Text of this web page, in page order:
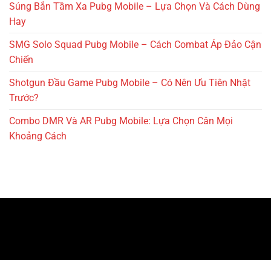
Súng Bắn Tầm Xa Pubg Mobile – Lựa Chọn Và Cách Dùng
Hay
SMG Solo Squad Pubg Mobile – Cách Combat Áp Đảo Cận
Chiến
Shotgun Đầu Game Pubg Mobile – Có Nên Ưu Tiên Nhặt
Trước?
Combo DMR Và AR Pubg Mobile: Lựa Chọn Cân Mọi
Khoảng Cách